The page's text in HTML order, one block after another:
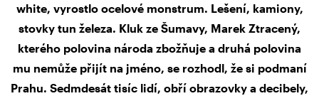
white, vyrostlo ocelové monstrum. Lešení, kamiony,
stovky tun železa. Kluk ze Šumavy, Marek Ztracený,
kterého polovina národa zbožňuje a druhá polovina
mu nemůže přijít na jméno, se rozhodl, že si podmaní
Prahu. Sedmdesát tisíc lidí, obří obrazovky a decibely,